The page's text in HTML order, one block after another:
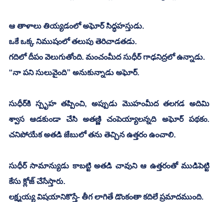
ఆ తాళాలు తియ్యడంలో అఘోర్ సిద్ధహస్తుడు.
ఒకే ఒక్క నిముషంలో తలుపు తెరిచాడతడు.
గదిలో దీపం వెలుగుతోంది. మంచంమీద సుధీర్ గాఢనిద్రలో ఉన్నాడు.
“నా పని సులువైంది” అనుకున్నాడు అఘోర్.
సుధీర్‌కి స్పృహ తప్పించి, అప్పుడు మొహంమీద తలగడ అదిమి
శ్వాస ఆడకుండా చేసి అతణ్ణి చంపెయ్యాలన్నది అఘోర్ పథకం.
చనిపోయేక అతడి జేబులో తను తెచ్చిన ఉత్తరం ఉంచాలి.
సుధీర్ సామాన్యుడు కాబట్టి అతడి చావుని ఆ ఉత్తరంతో ముడిపెట్టి
కేసు క్లోజ్ చేసేస్తారు.
లక్ష్మయ్య విషయానికొస్తే- తీగ లాగితే డొంకంతా కదిలే ప్రమాదముంది.